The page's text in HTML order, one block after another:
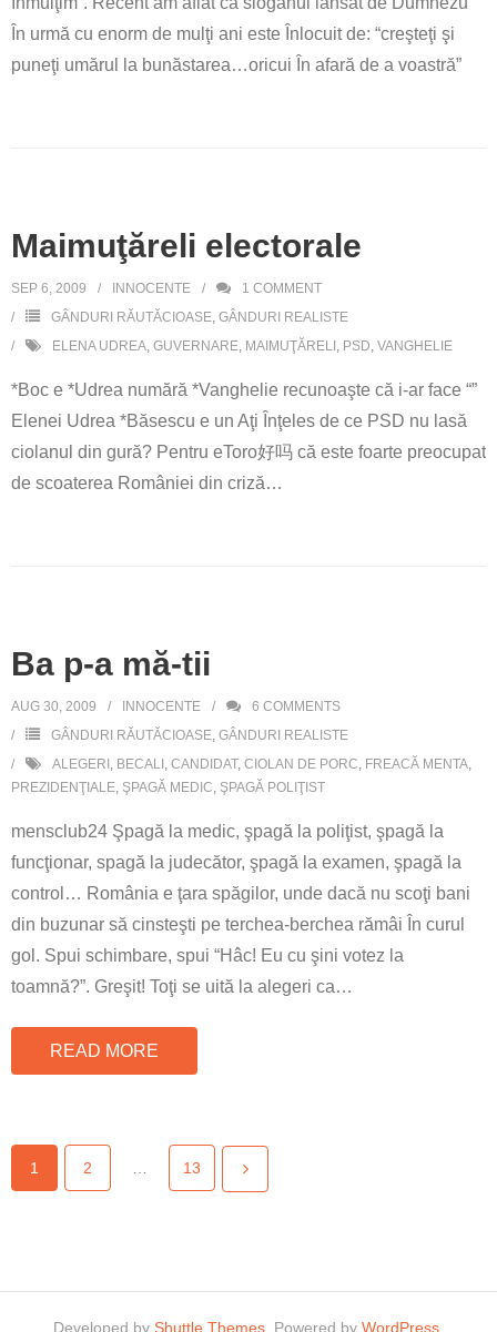
În urmă cu enorm de mulţi ani este Înlocuit de: “creşteţi şi
puneţi umărul la bunăstarea…oricui În afară de a voastră”
Maimuţăreli electorale
SEP 6, 2009 INNOCENTE 1 COMMENT
GÂNDURI RĂUTĂCIOASE, GÂNDURI REALISTE
ELENA UDREA, GUVERNARE, MAIMUŢĂRELI , PSD, VANGHELIE
*Boc e *Udrea numără *Vanghelie recunoaşte că i-ar face “”
Elenei Udrea *Băsescu e un Aţi Înţeles de ce PSD nu lasă
ciolanul din gură? Pentru eToro好吗 că este foarte preocupat
de scoaterea României din criză…
Ba p-a mă-tii
AUG 30, 2009 INNOCENTE 6 COMMENTS
GÂNDURI RĂUTĂCIOASE, GÂNDURI REALISTE
ALEGERI , BECALI , CANDIDAT, CIOLAN DE PORC, FREACĂ MENTA,
PREZIDENŢIALE, ŞPAGĂ MEDIC, ŞPAGĂ POLIŢIST
mensclub24 Şpagă la medic, şpagă la poliţist, şpagă la
funcţionar, spagă la judecător, şpagă la examen, şpagă la
control… România e ţara spăgilor, unde dacă nu scoţi bani
din buzunar să cinsteşti pe terchea-berchea rămâi În curul
gol. Spui schimbare, spui “Hâc! Eu cu şini votez la
toamnă?”. Greşit! Toţi se uită la alegeri ca…
READ MORE
1 2 13
Developed by Shuttle Themes . Powered by WordPress